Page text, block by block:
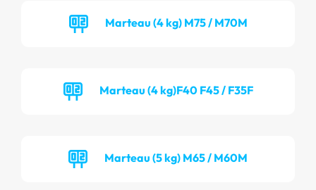
Marteau (4 kg) M75 / M70M
Marteau (4 kg)F40 F45 / F35F
Marteau (5 kg) M65 / M60M